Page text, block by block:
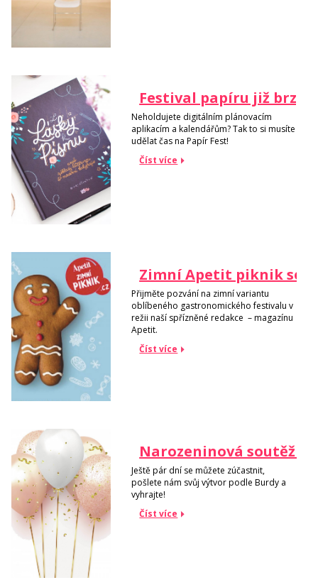
Festival papíru již brzy
Neholdujete digitálním plánovacím
aplikacím a kalendářům? Tak to si musíte
udělat čas na Papír Fest!
Číst více
Zimní Apetit piknik se
Přijměte pozvání na zimní variantu
oblíbeného gastronomického festivalu v
režii naší spřízněné redakce – magazínu
Apetit.
Číst více
Narozeninová soutěž
Ještě pár dní se můžete zúčastnit,
pošlete nám svůj výtvor podle Burdy a
vyhrajte!
Číst více